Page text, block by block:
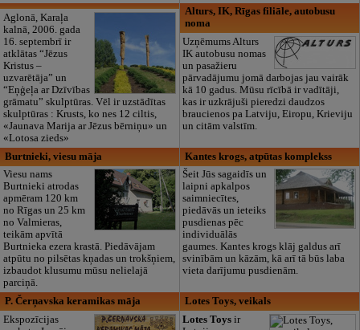
Aglonā, Karaļa
kalnā, 2006. gada
16. septembrī ir
atklātas “Jēzus
Kristus –
uzvarētāja” un
“Eņģeļa ar Dzīvības
grāmatu” skulptūras. Vēl ir uzstādītas
skulptūras : Krusts, ko nes 12 ciltis,
«Jaunava Marija ar Jēzus bērniņu» un
«Lotosa zieds»
Alturs, IK, Rīgas filiāle, autobusu
noma
Uzņēmums Alturs
IK autobusu nomas
un pasažieru
pārvadājumu jomā darbojas jau vairāk
kā 10 gadus. Mūsu rīcībā ir vadītāji,
kas ir uzkrājuši pieredzi daudzos
braucienos pa Latviju, Eiropu, Krieviju
un citām valstīm.
Burtnieki, viesu māja
Viesu nams
Burtnieki atrodas
apmēram 120 km
no Rīgas un 25 km
no Valmieras,
teikām apvītā
Burtnieka ezera krastā. Piedāvājam
atpūtu no pilsētas kņadas un trokšņiem,
izbaudot klusumu mūsu nelielajā
parciņā.
Kantes krogs, atpūtas komplekss
Šeit Jūs sagaidīs un
laipni apkalpos
saimniecītes,
piedāvās un ieteiks
pusdienas pēc
individuālās
gaumes. Kantes krogs klāj galdus arī
svinībām un kāzām, kā arī tā būs laba
vieta darījumu pusdienām.
P. Čerņavska keramikas māja
Ekspozīcijas
Lotes Toys, veikals
Lotes Toys ir